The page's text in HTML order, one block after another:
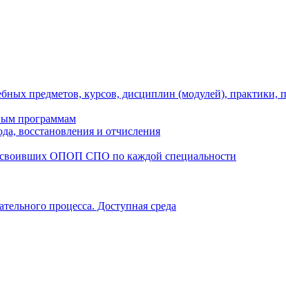
предметов, курсов, дисциплин (модулей), практики,
программам
восстановления и отчисления
ОПОП СПО по каждой специальности
процесса. Доступная среда